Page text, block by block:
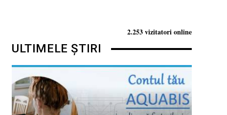
2.253 vizitatori online
ULTIMELE ȘTIRI